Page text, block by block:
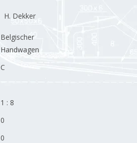
H. Dekker
Belgischer
Handwagen
C
1 : 8
0
0